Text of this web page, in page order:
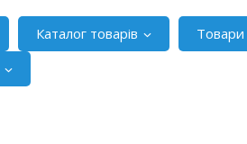
Каталог товарів Товари